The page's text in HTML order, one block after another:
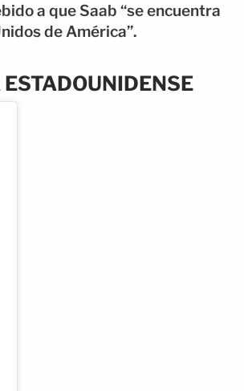
a que Saab “se encuentra
de América”.